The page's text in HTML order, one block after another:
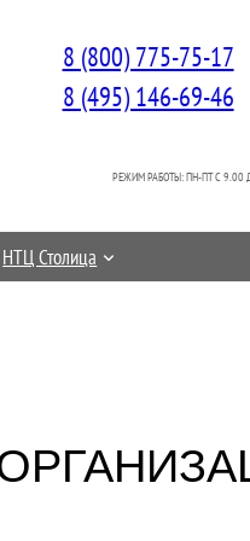
8 (800) 775-75-17
8 (495) 146-69-46
РЕЖИМ РАБОТЫ: ПН-ПТ C 9.00
НТЦ Столица